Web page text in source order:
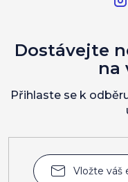
Dostávejte
na
Přihlaste se k